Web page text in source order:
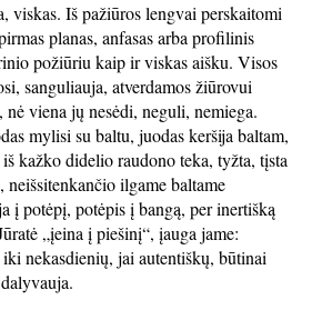
viskas. Iš pažiūros lengvai perskaitomi
planas, anfasas arba profilinis
požiūriu kaip ir viskas aišku. Visos
sanguliauja, atverdamos žiūrovui
nė viena jų nesėdi, neguli, nemiega.
mylisi su baltu, juodas keršija baltam,
kažko didelio raudono teka, tyžta, tįsta
ilgame baltame
į potėpį, potėpis į bangą, per inertišką
„įeina į piešinį“, įauga jame:
nekasdienių, jai autentiškų, būtinai